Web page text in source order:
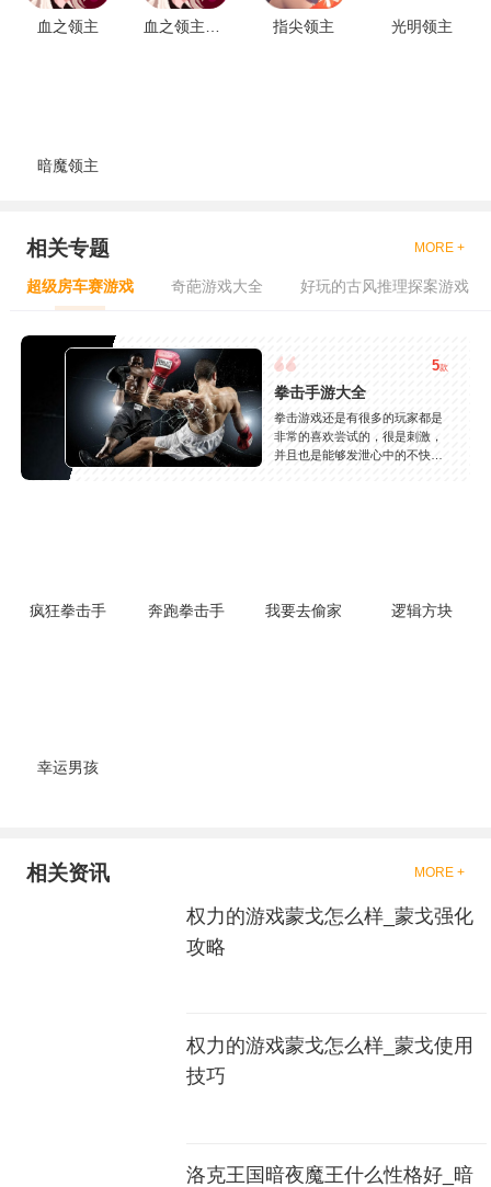
血之领主 指尖领主 光明领主
暗魔领主
相关专题 MORE +
超级房车赛游戏 奇葩游戏大全 好玩的古风推理探案游戏
5款
拳击手游大全
拳击游戏还是有很多的玩家都是
非常的喜欢尝试的，很是刺激，
并且也是能够发泄心中的不快
就是收集了一些有意思的拳击游
戏，相信你们一定会喜欢的。
疯狂拳击手 奔跑拳击手 我要去偷家 逻辑方块
幸运男孩
相关资讯 MORE +
权力的游戏蒙戈怎么样_蒙戈强化
攻略
权力的游戏蒙戈怎么样_蒙戈使用
技巧
洛克王国暗夜魔王什么性格好_暗